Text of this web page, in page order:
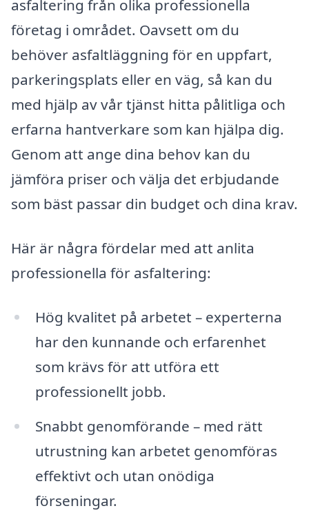
asfaltering från olika professionella
företag i området. Oavsett om du
behöver asfaltläggning för en uppfart,
parkeringsplats eller en väg, så kan du
med hjälp av vår tjänst hitta pålitliga och
erfarna hantverkare som kan hjälpa dig.
Genom att ange dina behov kan du
jämföra priser och välja det erbjudande
som bäst passar din budget och dina krav.
Här är några fördelar med att anlita
professionella för asfaltering:
Hög kvalitet på arbetet – experterna
har den kunnande och erfarenhet
som krävs för att utföra ett
professionellt jobb.
Snabbt genomförande – med rätt
utrustning kan arbetet genomföras
effektivt och utan onödiga
förseningar.